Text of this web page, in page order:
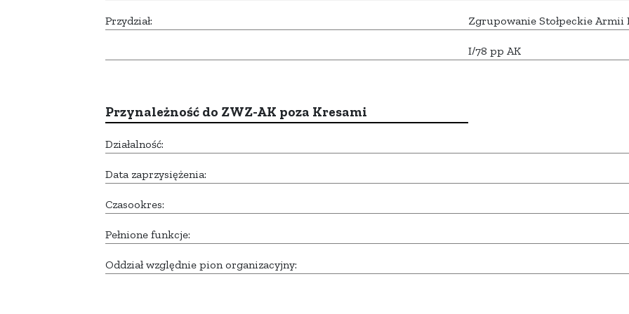
Przydział: Zgrupowanie Stołpeckie Armii
I/78 pp AK
Przynależność do ZWZ-AK poza Kresami
Działalność:
Data zaprzysiężenia:
Czasookres:
Pełnione funkcje:
Oddział względnie pion organizacyjny: